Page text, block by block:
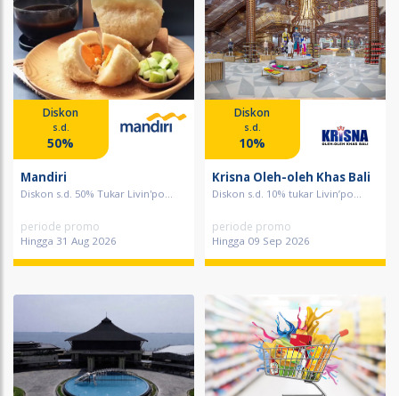
Diskon
s.d.
50%
Mandiri
Diskon s.d. 50% Tukar Livin'po...
periode promo
Hingga 31 Aug 2026
Diskon
s.d.
10%
Krisna Oleh-oleh Khas Bali
Diskon s.d. 10% tukar Livin’po...
periode promo
Hingga 09 Sep 2026